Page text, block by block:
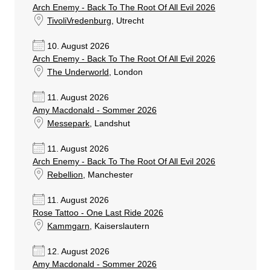
Arch Enemy - Back To The Root Of All Evil 2026
TivoliVredenburg , Utrecht
10. August 2026
Arch Enemy - Back To The Root Of All Evil 2026
The Underworld , London
11. August 2026
Amy Macdonald - Sommer 2026
Messepark, Landshut
11. August 2026
Arch Enemy - Back To The Root Of All Evil 2026
Rebellion , Manchester
11. August 2026
Rose Tattoo - One Last Ride 2026
Kammgarn , Kaiserslautern
12. August 2026
Amy Macdonald - Sommer 2026